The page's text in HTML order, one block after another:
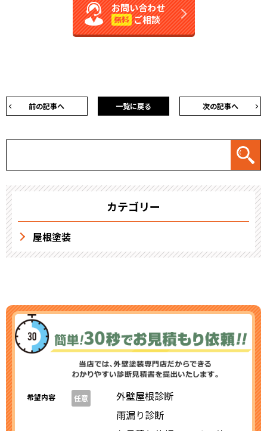
お問い合わせ
無料 ご相談
前の記事へ 次の記事へ
一覧に戻る
カテゴリー
屋根塗装
希望内容 任意
外壁屋根診断
雨漏り診断